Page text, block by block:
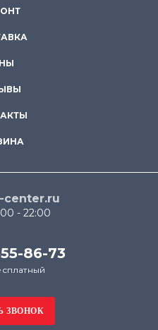
center.ru
- 22:00
86-73